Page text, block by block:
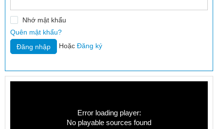
Nhớ mật khẩu
Quên mật khẩu?
Hoặc Đăng ký
Error loading player:
No playable sources found